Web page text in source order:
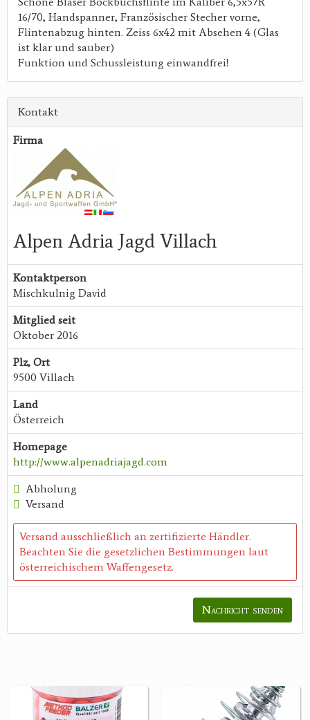
16/70, Handspanner, Französischer Stecher vorne,
Flintenabzug hinten. Zeiss 6x42 mit Absehen 4 (Glas
ist klar und sauber)
Funktion und Schussleistung einwandfrei!
Kontakt
Firma
Alpen Adria Jagd Villach
Kontaktperson
Mischkulnig David
Mitglied seit
Oktober 2016
Plz, Ort
9500 Villach
Land
Österreich
Homepage
http://www.alpenadriajagd.com
Abholung
Versand
Versand ausschließlich an zertifizierte Händler.
Beachten Sie die gesetzlichen Bestimmungen laut
österreichischem Waffengesetz.
Nachricht senden